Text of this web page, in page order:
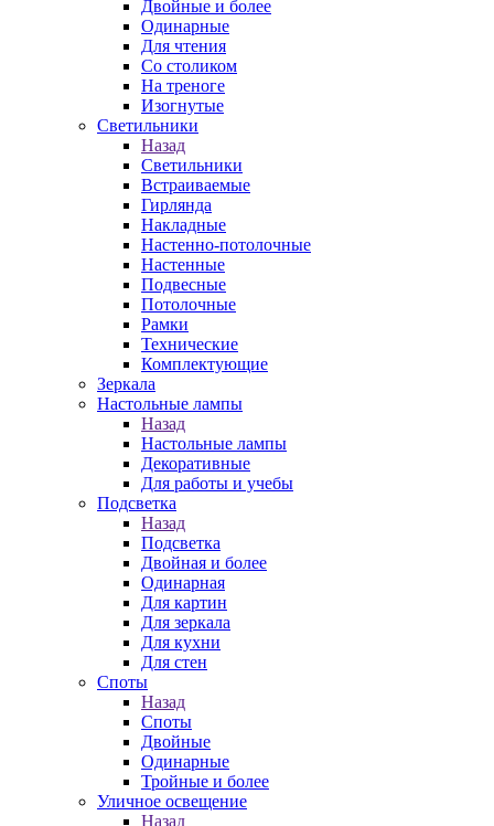
Двойные и более
Одинарные
Для чтения
Со столиком
На треноге
Изогнутые
Светильники
Назад
Светильники
Встраиваемые
Гирлянда
Накладные
Настенно-потолочные
Настенные
Подвесные
Потолочные
Рамки
Технические
Комплектующие
Зеркала
Настольные лампы
Назад
Настольные лампы
Декоративные
Для работы и учебы
Подсветка
Назад
Подсветка
Двойная и более
Одинарная
Для картин
Для зеркала
Для кухни
Для стен
Споты
Назад
Споты
Двойные
Одинарные
Тройные и более
Уличное освещение
Назад